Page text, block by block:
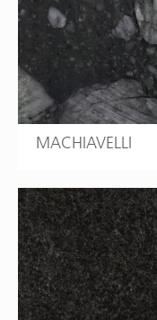
MACHIAVELLI